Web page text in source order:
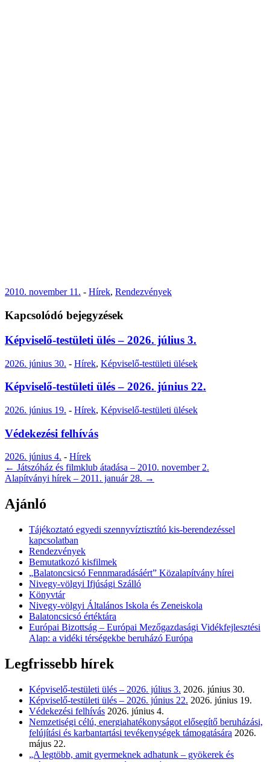
2010. november 11. - Hírek, Rendezvények
Kapcsolódó bejegyzések
Képviselő-testületi ülés – 2026. július 3.
2026. június 30. - Hírek, Képviselő-testületi ülések
Képviselő-testületi ülés – 2026. június 22.
2026. június 19. - Hírek, Képviselő-testületi ülések
Védekezési felhívás
2026. június 4. - Hírek
Post
navigation
← Játszóház és filmklub átadása – 2010. november 2.
Alapítványi hírek – 2011. január 28. →
Ajánló
Tájékoztató egyedi szennyvíztisztító kis-berendezéssel
kapcsolatban
Rendezvények
Bemutatkozó kisfilmek
„Balatoncsicsó Fennmaradásáért” Közalapítvány hírei
Nivegy-völgyi Ifjúsági Szálló
Könyvtár
Nivegy-völgyi Általános Iskola és Zeneiskola
Balatoncsicsó értéktára
Európai Bizottság – Európai Mezőgazdasági Vidékfejlesztési
Alap: a vidéki térségekbe beruházó Európa
Legfrissebb hírek
Képviselő-testületi ülés – 2026. július 3. 2026. június 30.
Képviselő-testületi ülés – 2026. június 22. 2026. június 19.
Védekezési felhívás 2026. június 4.
Nemzetiségi célú, energiahatékonyságot elősegítő beruházási,
felújítási és karbantartási tevékenységek támogatására 2026.
május 22.
„A legtöbb, amit gyermeknek adhatunk – gyökerek és